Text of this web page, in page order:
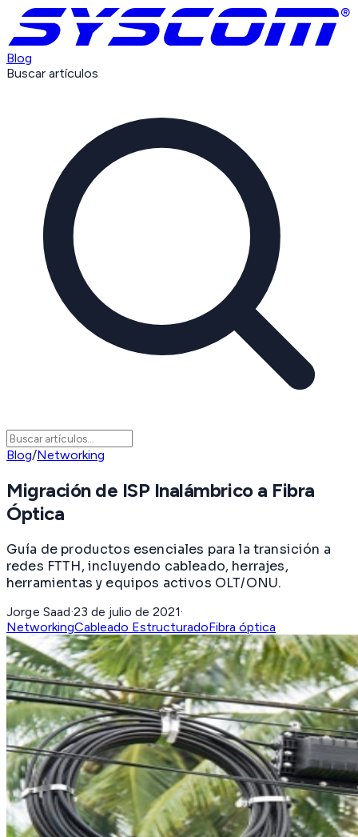
Blog
Buscar artículos
Blog/Networking
Migración de ISP Inalámbrico a Fibra
Óptica
Guía de productos esenciales para la transición a
redes FTTH, incluyendo cableado, herrajes,
herramientas y equipos activos OLT/ONU.
Jorge Saad·23 de julio de 2021·
NetworkingCableado EstructuradoFibra óptica